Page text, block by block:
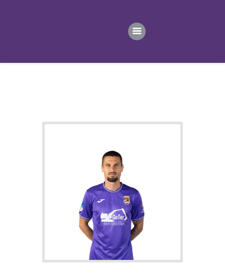
ПРОДАВНИЦА